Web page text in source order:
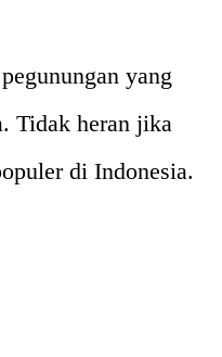
yang
Tidak heran jika
di Indonesia.